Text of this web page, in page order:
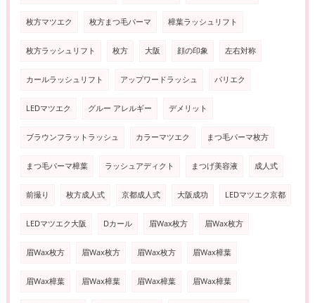
枚方マツエク 枚方まつ毛パーマ 樟葉ラッシュリフト
枚方ラッシュリフト 枚方 大阪 顔の印象 左右対称
カールラッシュリフト アップワードラッシュ パリエク
LEDマツエク グルー アレルギー デメリット
ブラウンフラットラッシュ カラーマツエク まつ毛パーマ枚方
まつ毛パーマ樟葉 ラッシュアディクト まつげ美容液 成人式
前撮り 枚方成人式 京都成人式 大阪成功 LEDマツエク京都
LEDマツエク大阪 Dカール 眉Wax枚方 眉Wax枚方
眉Wax枚方 眉Wax枚方 眉Wax枚方 眉Wax樟葉
眉Wax樟葉 眉Wax樟葉 眉Wax樟葉 眉Wax樟葉